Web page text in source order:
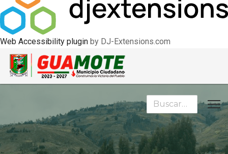
Web Accessibility plugin by DJ-Extensions.com
Buscar